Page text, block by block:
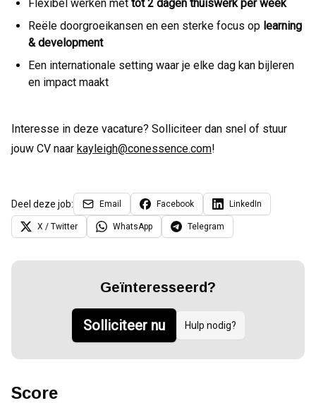
Flexibel werken met tot 2 dagen thuiswerk per week
Reële doorgroeikansen en een sterke focus op learning
& development
Een internationale setting waar je elke dag kan bijleren
en impact maakt
Interesse in deze vacature? Solliciteer dan snel of stuur
jouw CV naar kayleigh@conessence.com!
Deel deze job: Email Facebook LinkedIn
X / Twitter WhatsApp Telegram
Geïnteresseerd?
Solliciteer nu Hulp nodig?
Score